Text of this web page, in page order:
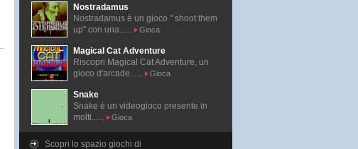
Nostradamus
Nostradamus è un gioco " shoot them
up" con una......
Gioca
Magical Cat Adventure
Riscopri Magical Cat Adventure, un
gioco d'arcade......
Gioca
Snake
Snake è un videogioco presente in
molti......
Gioca
Scopri lo spazio giochi di